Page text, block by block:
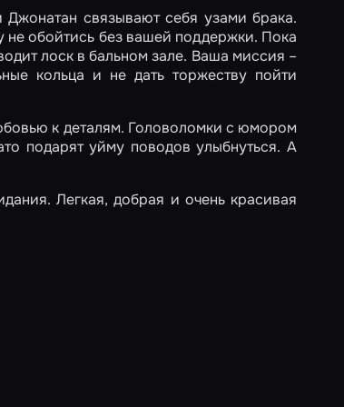
связывают себя узами брака.
не обойтись без вашей поддержки. Пока
лоск в бальном зале. Ваша миссия –
кольца и не дать торжеству пойти
к деталям. Головоломки с юмором
подарят уйму поводов улыбнуться. А
Легкая, добрая и очень красивая